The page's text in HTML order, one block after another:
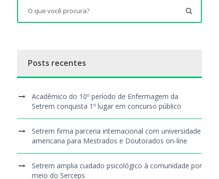
Posts recentes
Acadêmico do 10º período de Enfermagem da
Setrem conquista 1º lugar em concurso público
Setrem firma parceria internacional com universidade
americana para Mestrados e Doutorados on-line
Setrem amplia cuidado psicológico à comunidade por
meio do Serceps